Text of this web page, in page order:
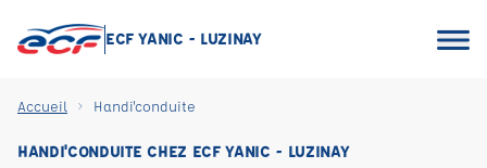
ECF YANIC - LUZINAY
Accueil Handi'conduite
HANDI'CONDUITE CHEZ ECF YANIC - LUZINAY